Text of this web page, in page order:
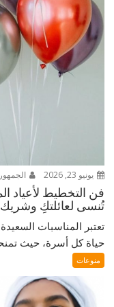
يونيو 23, 2026
فن التخطيط لأعياد
تُنسى لعائلتكِ
تعتبر المناسبات
حياة كل أسرة، حيث
منوعات